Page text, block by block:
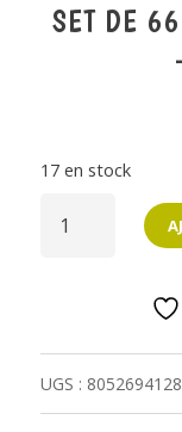
SET DE
17 en stock
DE
SET
BEAR
UGS :